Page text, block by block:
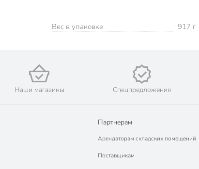
Вес в упаковке 917 г
Наши магазины Спецпредложения
Партнерам
Арендаторам складских помещений
Поставщикам